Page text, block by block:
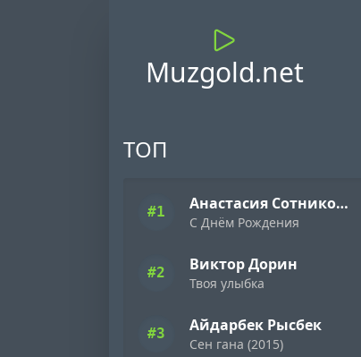
Muzgold.net
ТОП
#1 Анастасия Сотникова
С Днём Рождения
#2 Виктор Дорин
Твоя улыбка
#3 Айдарбек Рысбек
Сен гана (2015)